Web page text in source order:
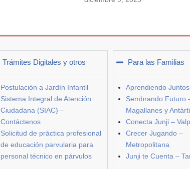
Trámites Digitales y otros
Postulación a Jardín Infantil
Sistema Integral de Atención
Ciudadana (SIAC) –
Contáctenos
Solicitud de práctica profesional
de educación parvularia para
personal técnico en párvulos
Para las Familias
Aprendiendo
Sembrando Futuro
Magallanes y
Conecta Junji –
Crecer Jugando –
Metropolitana
Junji te Cuenta –